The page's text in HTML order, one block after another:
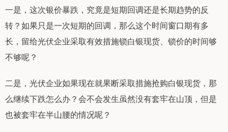
一是，这次银价暴跌，究竟是短期回调还是长期趋势的反
转？如果只是一次短期的回调，那么这个时间窗口期有多
长，留给光伏企业采取有效措施锁白银现货、锁价的时间够
不够呢？
二是，光伏企业如果现在就果断采取措施抢购白银现货，那
么继续下跌怎么办？会不会发生虽然没有套牢在山顶，但是
也被套牢在半山腰的情况呢？